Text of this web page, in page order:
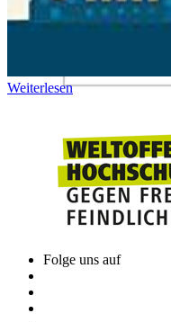
Weiterlesen
Folge uns auf